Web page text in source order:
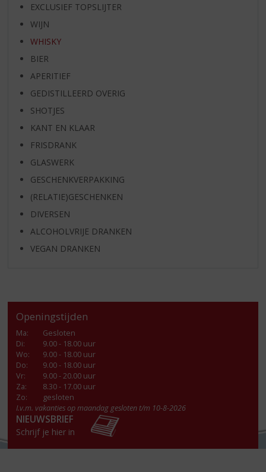
EXCLUSIEF TOPSLIJTER
WIJN
WHISKY
BIER
APERITIEF
GEDISTILLEERD OVERIG
SHOTJES
KANT EN KLAAR
FRISDRANK
GLASWERK
GESCHENKVERPAKKING
(RELATIE)GESCHENKEN
DIVERSEN
ALCOHOLVRIJE DRANKEN
VEGAN DRANKEN
Openingstijden
Ma:
Gesloten
Di:
9.00 - 18.00 uur
Wo:
9.00 - 18.00 uur
Do:
9.00 - 18.00 uur
Vr:
9.00 - 20.00 uur
Za:
8.30 - 17.00 uur
Zo:
gesloten
I.v.m. vakanties op maandag gesloten t/m 10-8-2026
NIEUWSBRIEF
Schrijf je hier in